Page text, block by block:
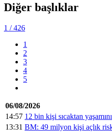
Diğer başlıklar
1 / 426
1
2
3
4
5
06/08/2026
14:57 12 bin kişi sıcaktan
13:31 BM: 49 milyon kişi açlık